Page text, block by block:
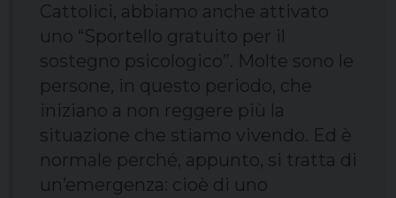
Cattolici, abbiamo anche attivato
uno “Sportello gratuito per il
sostegno psicologico”. Molte sono le
persone, in questo periodo, che
iniziano a non reggere più la
situazione che stiamo vivendo. Ed è
normale perché, appunto, si tratta di
un’emergenza: cioè di uno